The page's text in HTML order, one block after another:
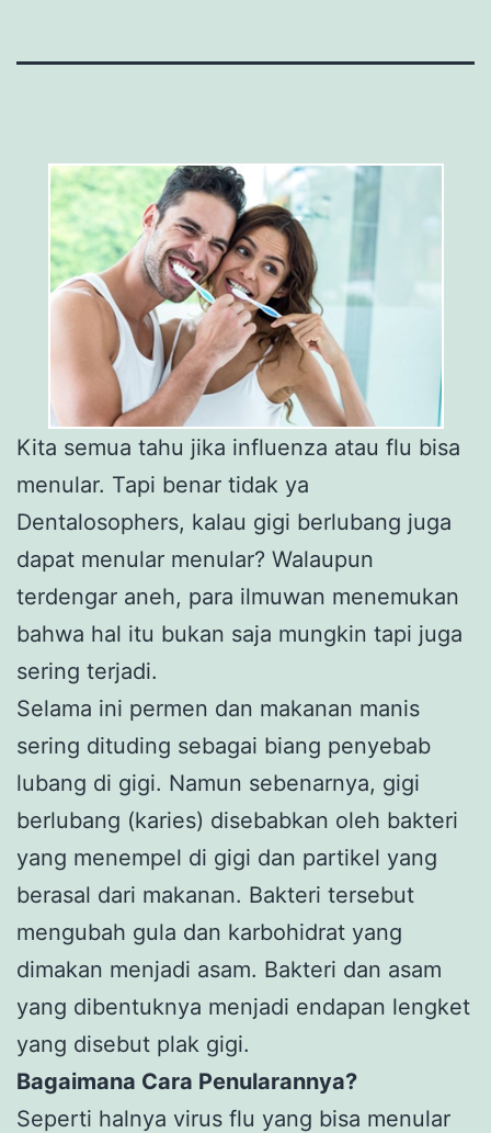
Kita semua tahu jika influenza atau flu bisa
menular. Tapi benar tidak ya
Dentalosophers, kalau gigi berlubang juga
dapat menular menular? Walaupun
terdengar aneh, para ilmuwan menemukan
bahwa hal itu bukan saja mungkin tapi juga
sering terjadi.
Selama ini permen dan makanan manis
sering dituding sebagai biang penyebab
lubang di gigi. Namun sebenarnya, gigi
berlubang (karies) disebabkan oleh bakteri
yang menempel di gigi dan partikel yang
berasal dari makanan. Bakteri tersebut
mengubah gula dan karbohidrat yang
dimakan menjadi asam. Bakteri dan asam
yang dibentuknya menjadi endapan lengket
yang disebut plak gigi.
Bagaimana Cara Penularannya?
Seperti halnya virus flu yang bisa menular